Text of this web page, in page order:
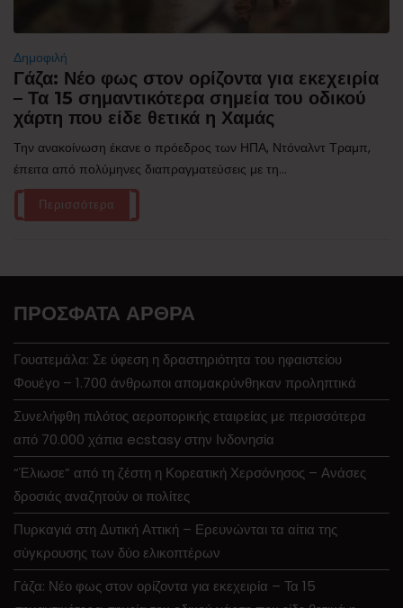
Δημοφιλή
Γάζα: Νέο φως στον ορίζοντα για εκεχειρία
– Τα 15 σημαντικότερα σημεία του οδικού
χάρτη που είδε θετικά η Χαμάς
Την ανακοίνωση έκανε ο πρόεδρος των ΗΠΑ, Ντόναλντ Τραμπ,
έπειτα από πολύμηνες διαπραγματεύσεις με τη...
Περισσότερα
ΠΡΌΣΦΑΤΑ ΆΡΘΡΑ
Γουατεμάλα: Σε ύφεση η δραστηριότητα του ηφαιστείου
Φουέγο – 1.700 άνθρωποι απομακρύνθηκαν προληπτικά
Συνελήφθη πιλότος αεροπορικής εταιρείας με περισσότερα
από 70.000 χάπια ecstasy στην Ινδονησία
“Έλιωσε” από τη ζέστη η Κορεατική Χερσόνησος – Ανάσες
δροσιάς αναζητούν οι πολίτες
Πυρκαγιά στη Δυτική Αττική – Ερευνώνται τα αίτια της
σύγκρουσης των δύο ελικοπτέρων
Γάζα: Νέο φως στον ορίζοντα για εκεχειρία – Τα 15